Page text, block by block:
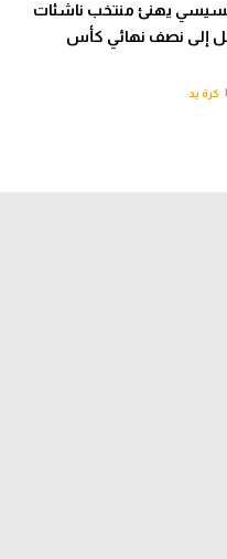
يهنئ منتخب ناشئات
إلى نصف نهائي كأس
كرة يد